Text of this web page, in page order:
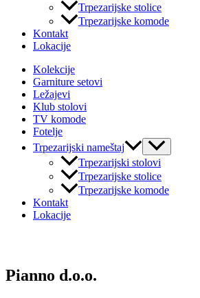
Trpezarijske stolice
Trpezarijske komode
Kontakt
Lokacije
Kolekcije
Garniture setovi
Ležajevi
Klub stolovi
TV komode
Fotelje
Trpezarijski nameštaj
Uključi/isključi
izbornik
Trpezarijski stolovi
Trpezarijske stolice
Trpezarijske komode
Kontakt
Lokacije
Pianno d.o.o.